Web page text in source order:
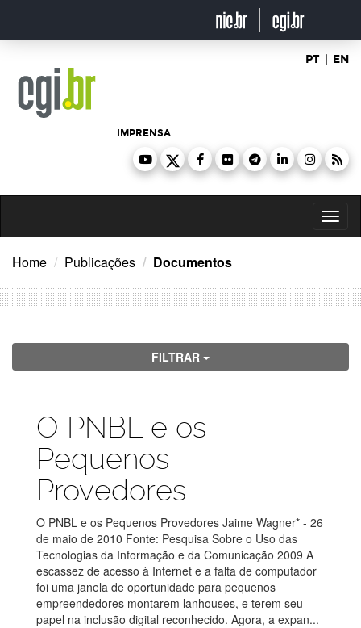
o
PT | EN
IMPRENSA
Home Publicações Documentos
FILTRAR
Publicações
O PNBL e os
Pequenos
Provedores
O PNBL e os Pequenos Provedores Jaime Wagner* - 26
de maio de 2010 Fonte: Pesquisa Sobre o Uso das
Tecnologias da Informação e da Comunicação 2009 A
escassez de acesso à Internet e a falta de computador
foi uma janela de oportunidade para pequenos
empreendedores montarem lanhouses, e terem seu
papel na inclusão digital reconhecido. Agora, a expan...